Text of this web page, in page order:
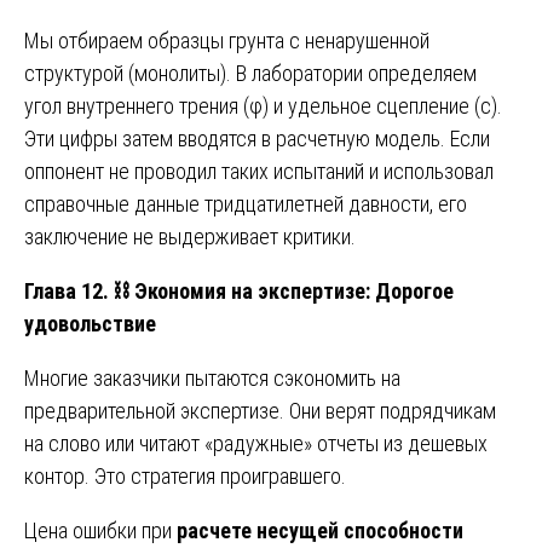
Мы отбираем образцы грунта с ненарушенной
структурой (монолиты). В лаборатории определяем
угол внутреннего трения (φ) и удельное сцепление (c).
Эти цифры затем вводятся в расчетную модель. Если
оппонент не проводил таких испытаний и использовал
справочные данные тридцатилетней давности, его
заключение не выдерживает критики.
Глава 12. ⛓️ Экономия на экспертизе: Дорогое
удовольствие
Многие заказчики пытаются сэкономить на
предварительной экспертизе. Они верят подрядчикам
на слово или читают «радужные» отчеты из дешевых
контор. Это стратегия проигравшего.
Цена ошибки при расчете несущей способности